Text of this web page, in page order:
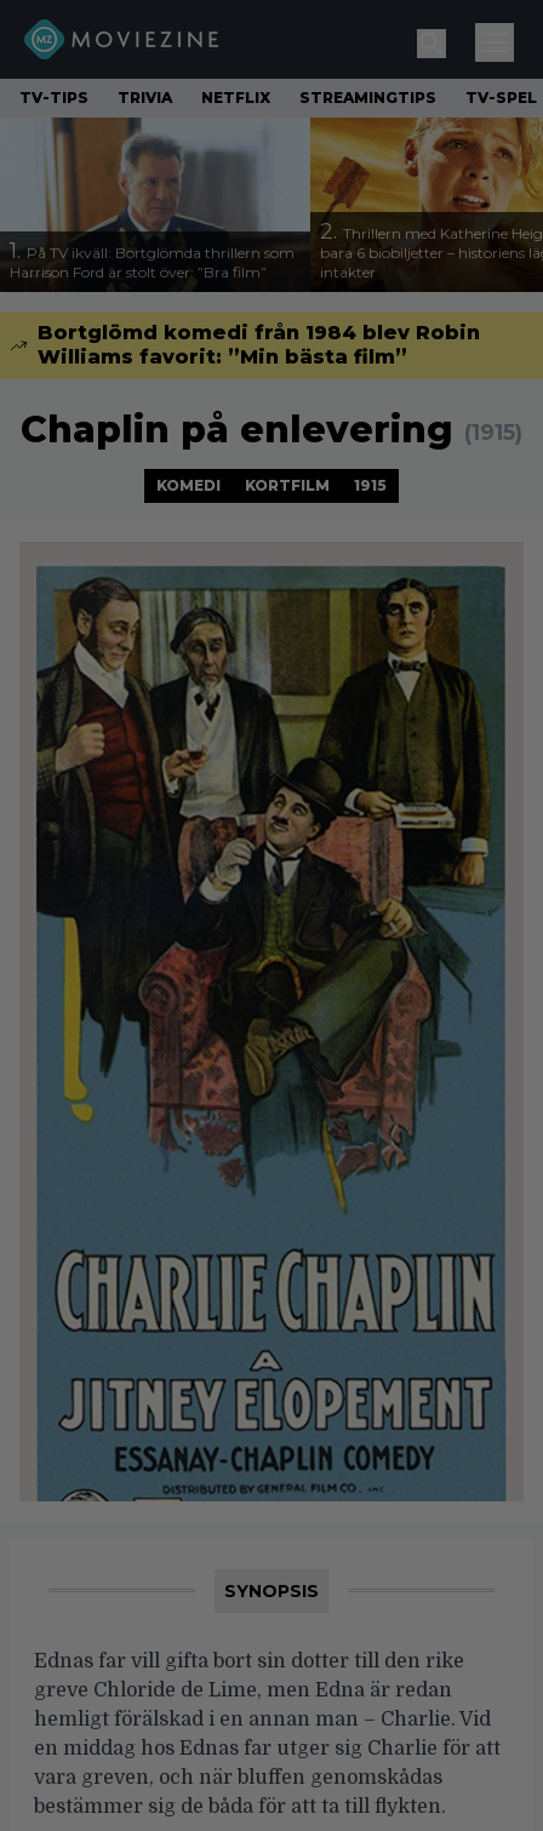
TV-TIPS TRIVIA NETFLIX STREAMINGTIPS TV-SPEL
1. På TV ikväll: Bortglömda thrillern som
Harrison Ford är stolt över: ”Bra film”
2. Thrillern med Katherine
bara 6 biobiljetter – historiens
intäkter
Bortglömd komedi från 1984 blev Robin
Williams favorit: ”Min bästa film”
Chaplin på enlevering (1915)
KOMEDI KORTFILM 1915
SYNOPSIS
Ednas far vill gifta bort sin dotter till den rike
greve Chloride de Lime, men Edna är redan
hemligt förälskad i en annan man – Charlie. Vid
en middag hos Ednas far utger sig Charlie för att
vara greven, och när bluffen genomskådas
bestämmer sig de båda för att ta till flykten.